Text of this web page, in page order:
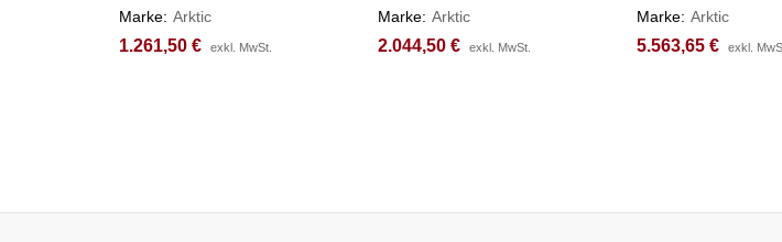
Marke: Arktic
1.261,50 € exkl. MwSt.
1.261,50 € exkl. MwSt.
Marke: Arktic
2.044,50 € exkl. MwSt.
2.044,50 € exkl. MwSt.
Marke: Arktic
5.563,65 € exkl.
5.563,65 € exkl.